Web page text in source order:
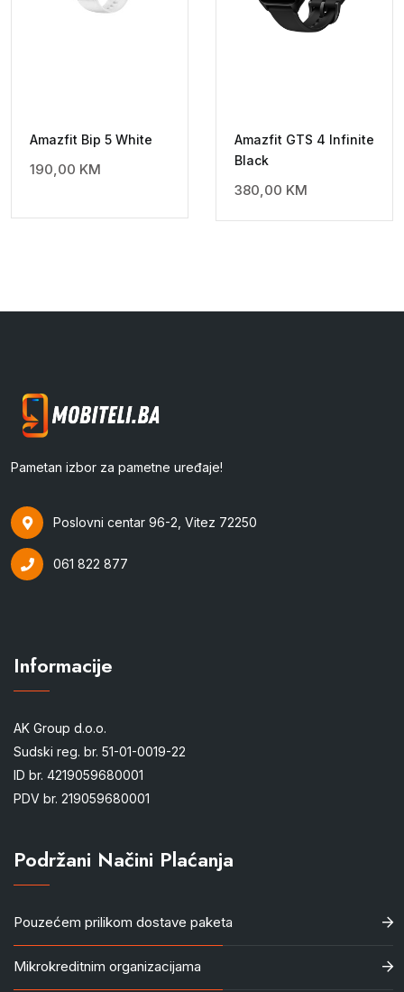
Amazfit Bip 5 White
190,00 KM
Amazfit GTS 4 Infinite
Black
380,00 KM
Pametan izbor za pametne uređaje!
Poslovni centar 96-2, Vitez 72250
061 822 877
Informacije
AK Group d.o.o.
Sudski reg. br. 51-01-0019-22
ID br. 4219059680001
PDV br. 219059680001
Podržani Načini Plaćanja
Pouzećem prilikom dostave paketa
Mikrokreditnim organizacijama